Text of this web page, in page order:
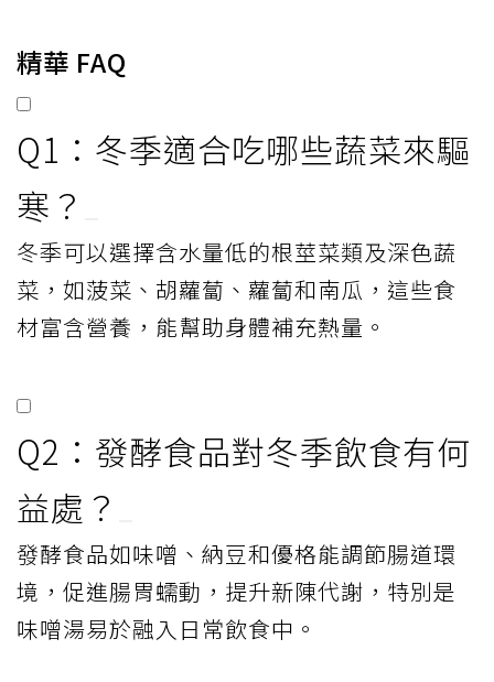
精華 FAQ
Q1：冬季適合吃哪些蔬菜來驅
寒？
冬季可以選擇含水量低的根莖菜類及深色蔬
菜，如菠菜、胡蘿蔔、蘿蔔和南瓜，這些食
材富含營養，能幫助身體補充熱量。
Q2：發酵食品對冬季飲食有何
益處？
發酵食品如味噌、納豆和優格能調節腸道環
境，促進腸胃蠕動，提升新陳代謝，特別是
味噌湯易於融入日常飲食中。